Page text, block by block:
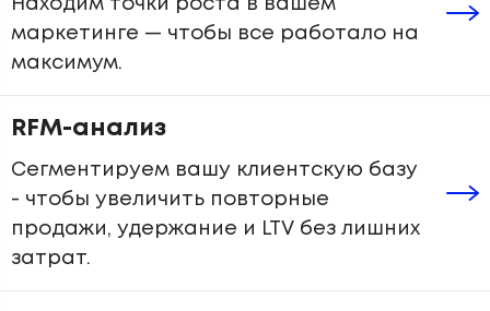
Находим точки роста в вашем
маркетинге — чтобы все работало на
максимум.
RFM-анализ
Сегментируем вашу клиентскую базу
- чтобы увеличить повторные
продажи, удержание и LTV без лишних
затрат.